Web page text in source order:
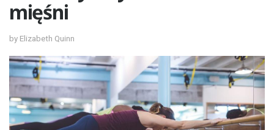
mięśni
by Elizabeth Quinn